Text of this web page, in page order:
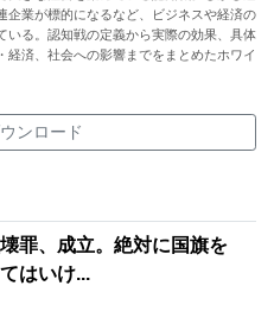
企業が標的になるなど、ビジネスや経済の
いる。認知戦の定義から実際の効果、具体
経済、社会への影響までをまとめたホワイ
ンロード
罪、成立。絶対に国旗を
はいけ...